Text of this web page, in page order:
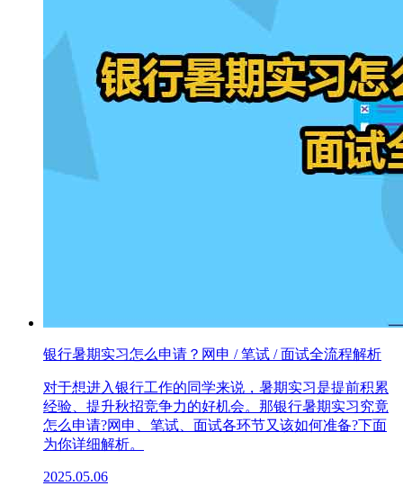
银行暑期实习怎么申请？网申 / 笔试 / 面试全流程解析
对于想进入银行工作的同学来说，暑期实习是提前积累
经验、提升秋招竞争力的好机会。那银行暑期实习究竟
怎么申请?网申、笔试、面试各环节又该如何准备?下面
为你详细解析。
2025.05.06